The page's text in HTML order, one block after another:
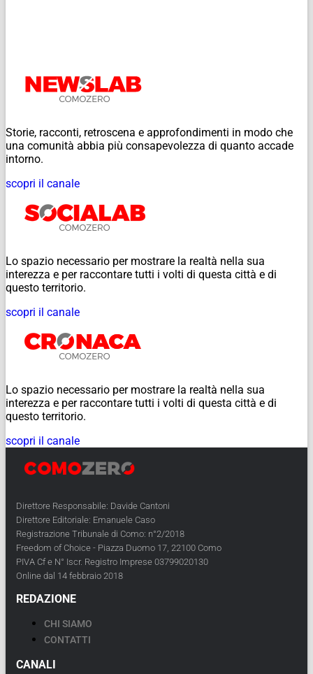
Storie, racconti, retroscena e approfondimenti in modo che
una comunità abbia più consapevolezza di quanto accade
intorno.
scopri il canale
Lo spazio necessario per mostrare la realtà nella sua
interezza e per raccontare tutti i volti di questa città e di
questo territorio.
scopri il canale
Lo spazio necessario per mostrare la realtà nella sua
interezza e per raccontare tutti i volti di questa città e di
questo territorio.
scopri il canale
Direttore Responsabile: Davide Cantoni
Direttore Editoriale: Emanuele Caso
Registrazione Tribunale di Como: n°2/2018
Freedom of Choice - Piazza Duomo 17, 22100 Como
PIVA Cf e N° Iscr. Registro Imprese 03799020130
Online dal 14 febbraio 2018
REDAZIONE
CHI SIAMO
CONTATTI
CANALI